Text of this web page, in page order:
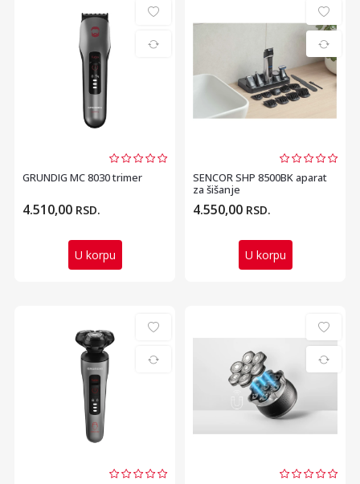
GRUNDIG MC 8030 trimer
4.510,00 RSD.
U korpu
SENCOR SHP 8500BK aparat
za šišanje
4.550,00 RSD.
U korpu